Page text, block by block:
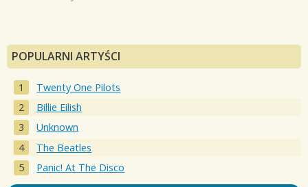
POPULARNI ARTYŚCI
Twenty One Pilots
Billie Eilish
Unknown
The Beatles
Panic! At The Disco